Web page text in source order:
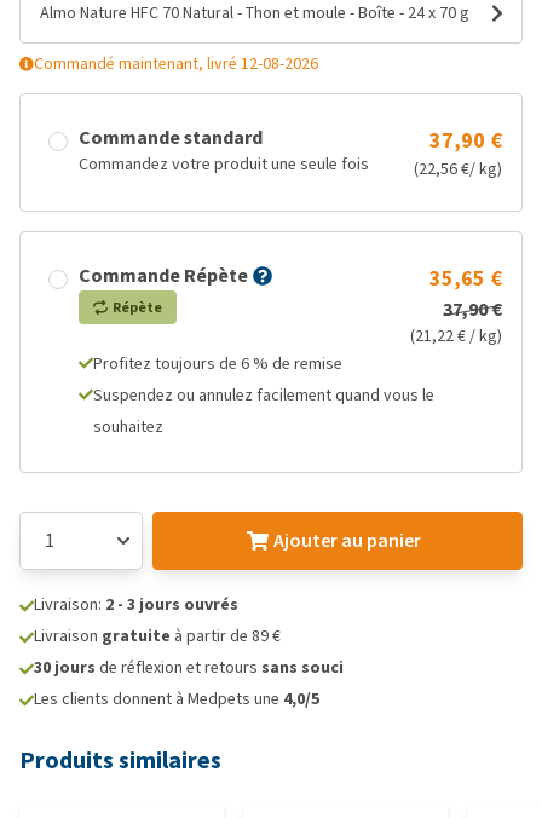
Almo Nature HFC 70 Natural - Thon et moule - Boîte - 24 x 70 g
Commandé maintenant, livré 12-08-2026
Commande standard
Commandez votre produit une seule fois
37,90 €
(22,56 €/ kg)
Commande Répète
Répète
35,65 €
37,90 €
(21,22 € / kg)
Profitez toujours de 6 % de remise
Suspendez ou annulez facilement quand vous le
souhaitez
Ajouter au panier
Livraison: 2 - 3 jours ouvrés
Livraison gratuite à partir de 89 €
30 jours de réflexion et retours sans souci
Les clients donnent à Medpets une 4,0/5
Produits similaires